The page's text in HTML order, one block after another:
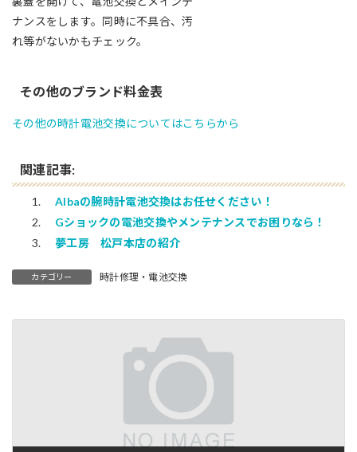
ナンスをします。同時に不具合、汚
れ等がないかもチェック。
その他のブランド料金表
その他の時計電池交換についてはこちらから
関連記事:
Albaの腕時計電池交換はお任せください！
Gショックの電池交換やメンテナンスでお困りなら！
夢工房 松戸本店の紹介
カテゴリー 時計修理・電池交換